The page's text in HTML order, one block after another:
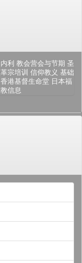
利 教会营会与节期 圣
宗培训 信仰教义 基础
香港基督生命堂 日本福
信息